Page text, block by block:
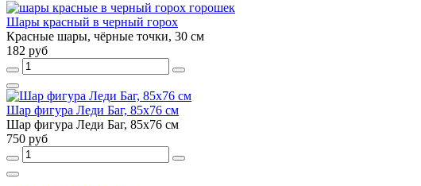
Шары красный в черный горох
Красные шары, чёрные точки, 30 см
182 руб
Шар фигура Леди Баг, 85х76 см
Шар фигура Леди Баг, 85х76 см
750 руб